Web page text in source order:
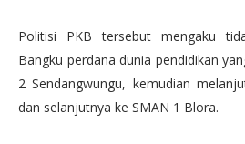
Politisi PKB tersebut mengaku
Bangku perdana dunia pendidikan
2 Sendangwungu, kemudian
dan selanjutnya ke SMAN 1 Blora.